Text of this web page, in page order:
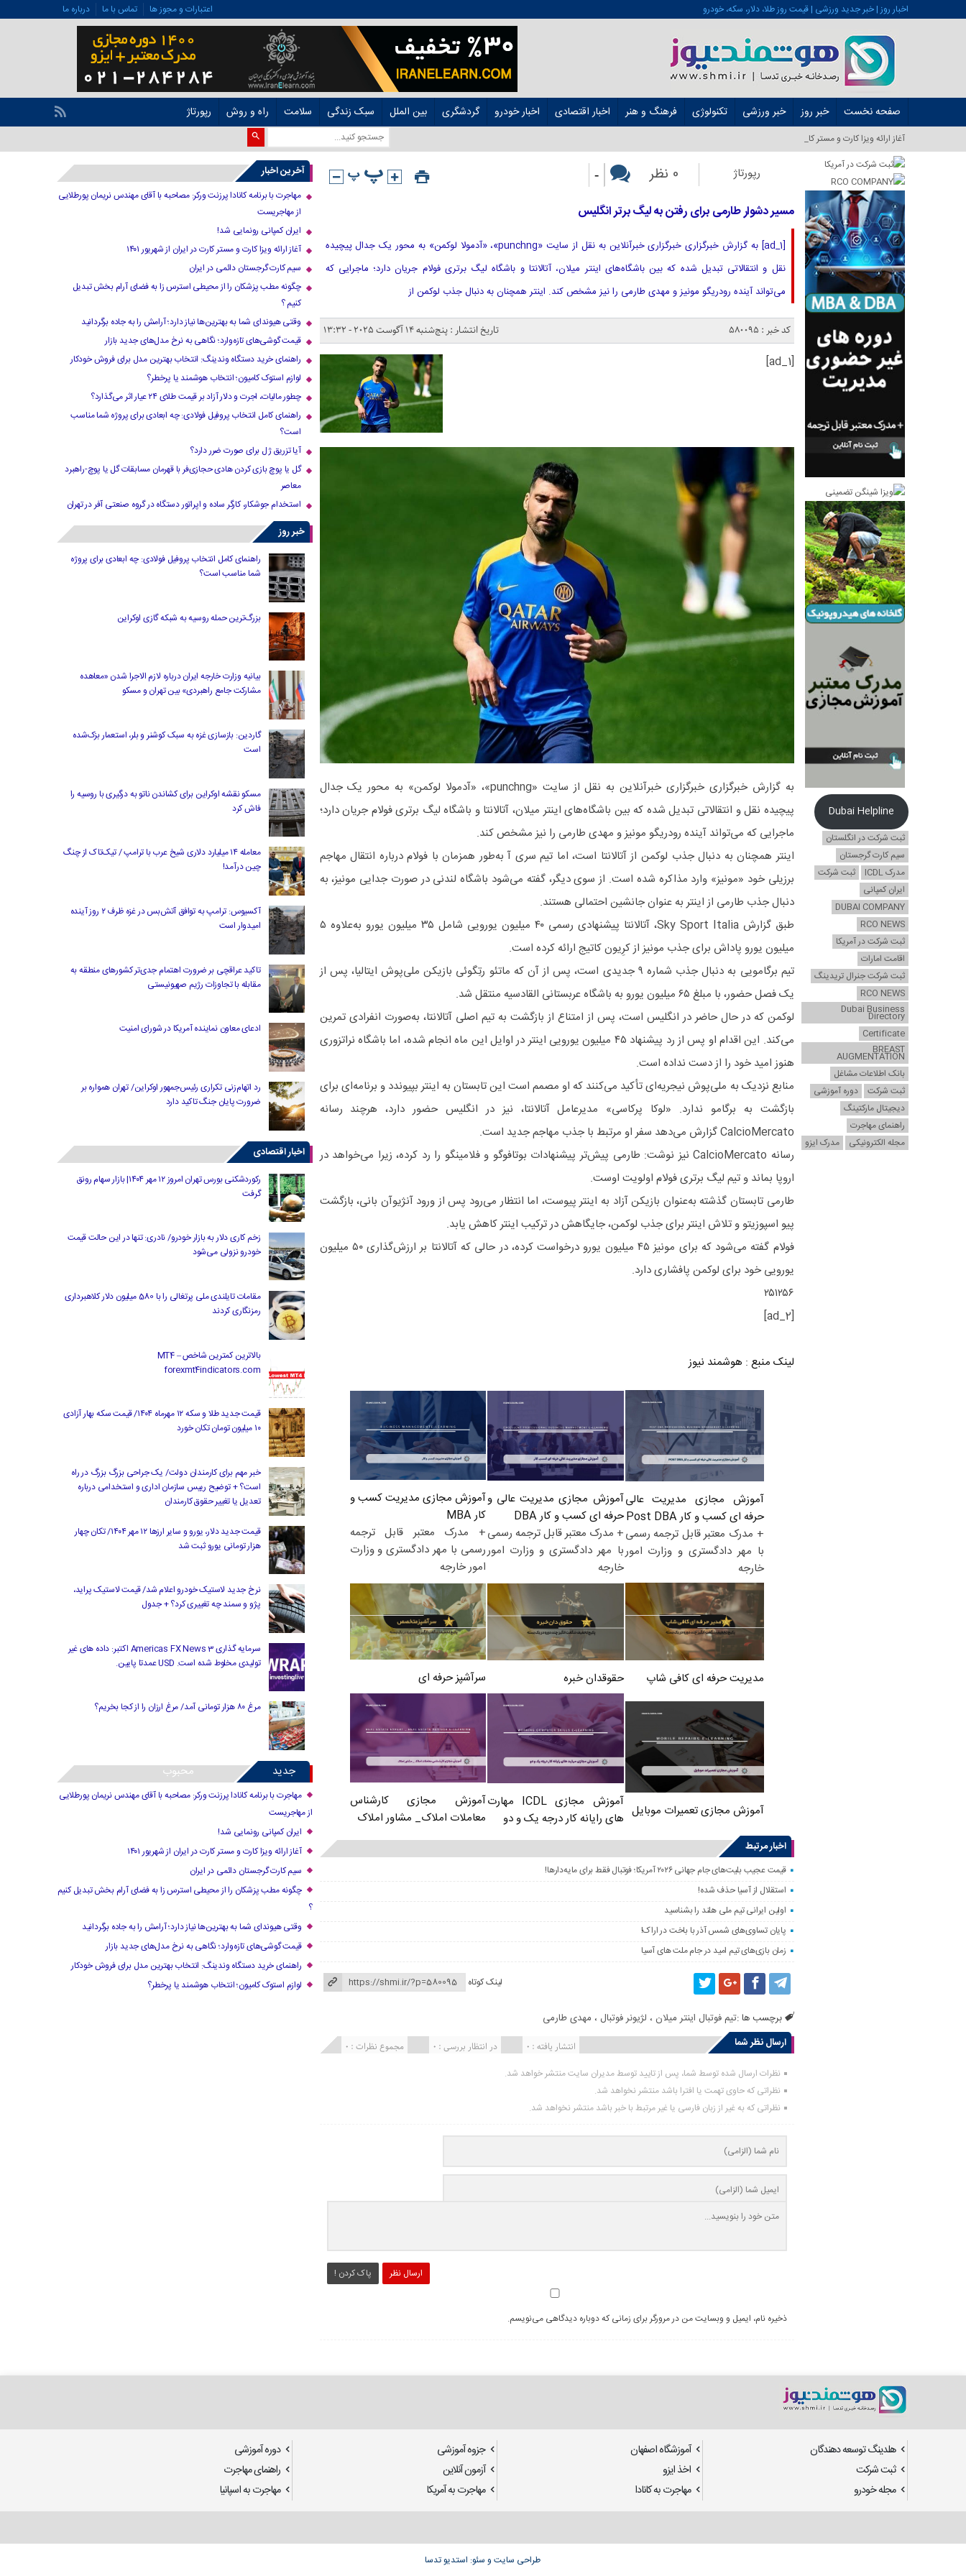
اخبار روز | خبر جدید ورزشی | قیمت روز طلا، دلار، سکه، خودرو اعتبارات و مجوز ها تماس با ما درباره ما
صفحه نخست خبر روز خبر ورزشی تکنولوژی فرهنگ و هنر اخبار اقتصادی اخبار خودرو گردشگری بین الملل سبک زندگی سلامت راه و روش رپورتاژ
آغاز ارائه ویزا کارت و مستر کارت در ایران از ش_
رپورتاژ 0 نظر -
مسیر دشوار طارمی برای رفتن به لیگ برتر انگلیس
[ad_1] به گزارش خبرگزاری خبرگزاری خبرآنلاین به نقل از سایت «punchng»، «آدمولا لوکمن» به محور یک جدال پیچیده
نقل و انتقالاتی تبدیل شده که بین باشگاه‌های اینتر میلان، آتالانتا و باشگاه لیگ برتری فولام جریان دارد؛ ماجرایی که
می‌تواند آینده رودریگو مونیز و مهدی طارمی را نیز مشخص کند. اینتر همچنان به دنبال جذب لوکمن از
کد خبر : 580095 تاریخ انتشار : پنج‌شنبه 14 آگوست 2025 - 13:32
[ad_1]
به گزارش خبرگزاری خبرگزاری خبرآنلاین به نقل از سایت «punchng»، «آدمولا لوکمن» به محور یک جدال
پیچیده نقل و انتقالاتی تبدیل شده که بین باشگاه‌های اینتر میلان، آتالانتا و باشگاه لیگ برتری فولام جریان دارد؛
ماجرایی که می‌تواند آینده رودریگو مونیز و مهدی طارمی را نیز مشخص کند.
اینتر همچنان به دنبال جذب لوکمن از آتالانتا است، اما تیم سری آ به‌طور همزمان با فولام درباره انتقال مهاجم
برزیلی خود «مونیز» وارد مذاکره شده است. از سوی دیگر، گفته می‌شود باشگاه لندنی در صورت جدایی مونیز، به
دنبال جذب طارمی از اینتر به عنوان جانشین احتمالی هستند.
طبق گزارش Sky Sport Italia، آتالانتا پیشنهادی رسمی ۴۰ میلیون یورویی شامل ۳۵ میلیون یورو به‌علاوه ۵
میلیون یورو پاداش برای جذب مونیز از کرِیون کاتیج ارائه کرده است.
تیم برگامویی به دنبال جذب شماره ۹ جدیدی است، پس از آن که ماتئو رتِگوئی بازیکن ملی‌پوش ایتالیا، پس از
یک فصل حضور، با مبلغ ۶۵ میلیون یورو به باشگاه عربستانی القادسیه منتقل شد.
لوکمن که در حال حاضر در انگلیس است، پس از امتناع از بازگشت به تیم اصلی آتالانتا، به‌صورت انفرادی تمرین
می‌کند. این اقدام او پس از رد پیشنهاد ۴۵ میلیون یورویی اینتر در اوایل این ماه انجام شده، اما باشگاه نراتزوری
هنوز امید خود را از دست نداده است.
منابع نزدیک به ملی‌پوش نیجریه‌ای تأکید می‌کنند که او مصمم است این تابستان به اینتر بپیوندد و برنامه‌ای برای
بازگشت به برگامو ندارد. «لوکا پرکاسی» مدیرعامل آتالانتا، نیز در انگلیس حضور دارد، هرچند رسانه
CalcioMercato گزارش می‌دهد سفر او مرتبط با جذب مهاجم جدید است.
رسانه CalcioMercato نیز نوشت: طارمی پیش‌تر پیشنهادات بوتافوگو و فلامینگو را رد کرده، زیرا می‌خواهد در
اروپا بماند و تیم لیگ برتری فولام اولویت اوست.
طارمی تابستان گذشته به‌عنوان بازیکن آزاد به اینتر پیوست، اما انتظار می‌رود پس از ورود آنژیوآن بانی، بازگشت
پیو اسپوزیتو و تلاش اینتر برای جذب لوکمن، جایگاهش در ترکیب اینتر کاهش یابد.
فولام گفته می‌شود که برای مونیز ۴۵ میلیون یورو درخواست کرده، در حالی که آتالانتا بر ارزش‌گذاری ۵۰ میلیون
یورویی خود برای لوکمن پافشاری دارد.
۲۵۱۲۵۶
[ad_2]
لینک منبع : هوشمند نیوز
آموزش مجازی مدیریت عالی
حرفه ای کسب و کار Post DBA
+ مدرک معتبر قابل ترجمه رسمی
با مهر دادگستری و وزارت امور
خارجه
آموزش مجازی مدیریت عالی و
حرفه ای کسب و کار DBA
+ مدرک معتبر قابل ترجمه رسمی
با مهر دادگستری و وزارت امور
خارجه
آموزش مجازی مدیریت کسب و
کار MBA
+ مدرک معتبر قابل ترجمه
رسمی با مهر دادگستری و وزارت
امور خارجه
مدیریت حرفه ای کافی شاپ حقوقدان خبره سرآشپز حرفه ای
آموزش مجازی تعمیرات موبایل
آموزش مجازی ICDL مهارت
های رایانه کار درجه یک و دو
آموزش مجازی کارشناس
معاملات املاک_ مشاور املاک
اخبار مرتبط
قیمت عجیب بلیت‌های جام جهانی ۲۰۲۶ آمریکا؛ فوتبال فقط برای مایه‌دارها!
استقلال از آسیا حذف شده!
اولین ایرانی تیم ملی هلند را بشناسید
پایان تساوی‌های شمس آذر با باخت در اراک!
زمان بازی‌های تیم امید در جام ملت های آسیا
لینک کوتاه
برچسب ها :تیم فوتبال اینتر میلان ، لژیونر فوتبال ، مهدی طارمی
ارسال نظر شما
مجموع نظرات : 0 در انتظار بررسی : 0 انتشار یافته : 0
نظرات ارسال شده توسط شما، پس از تایید توسط مدیران سایت منتشر خواهد شد.
نظراتی که حاوی تهمت یا افترا باشد منتشر نخواهد شد.
نظراتی که به غیر از زبان فارسی یا غیر مرتبط با خبر باشد منتشر نخواهد شد.
ارسال نظر پاک کردن !
ذخیره نام، ایمیل و وبسایت من در مرورگر برای زمانی که دوباره دیدگاهی می‌نویسم.
Dubai Helpline
ثبت شرکت در انگلستان
سیم کارت گرجستان
مدرک ICDL
ثبت شرکت
ایران کمپانی
DUBAI COMPANY
RCO NEWS
ثبت شرکت در آمریکا
اقامت امارات
ثبت شرکت جنرال تریدینگ
RCO NEWS
Dubai Business
Directory
Certificate
BREAST
AUGMENTATION
بانک اطلاعات مشاغل
ثبت شرکت
دوره آموزشی
دیجیتال مارکتینگ
راهنمای مهاجرت
مجله الکترونیکی
مدرک ایزو
آخرین اخبار
مهاجرت با برنامه کانادا پرزنت ورکر: مصاحبه با آقای مهندس نریمان پورطلایی
از مهاجریست
ایران کمپانی رونمایی شد!
آغاز ارائه ویزا کارت و مستر کارت در ایران از شهریور ۱۴۰۱
سیم کارت گرجستان دائمی در ایران
چگونه مطب پزشکان را از محیطی استرس زا به فضای آرام بخش تبدیل
کنیم ؟
وقتی هیوندای شما به بهترین‌ها نیاز دارد؛ آرامش را به جاده برگردانید
قیمت گوشی‌های تازه‌وارد؛ نگاهی به نرخ مدل‌های جدید بازار
راهنمای خرید دستگاه وندینگ: انتخاب بهترین مدل برای فروش خودکار
لوازم استوک کامیون؛ انتخاب هوشمند یا پرخطر؟
چطور مالیات، اجرت و دلار آزاد بر قیمت طلای ۲۴ عیار اثر می‌گذارد؟
راهنمای کامل انتخاب پروفیل فولادی: چه ابعادی برای پروژه شما مناسب
است؟
آیا تزریق ژل برای صورت ضرر دارد​؟
گل یا پوچ بازی کردن هادی حجازی‌فر با قهرمان مسابقات گل یا پوچ-راهبرد
معاصر
استخدام جوشکار، کارگر ساده و اپراتور دستگاه در گروه صنعتی آفر در تهران
خبر روز
راهنمای کامل انتخاب پروفیل فولادی: چه ابعادی برای پروژه
شما مناسب است؟
بزرگ‌ترین حمله روسیه به شبکه گازی اوکراین
بیانیه وزارت خارجه ایران درباره لازم‌ الاجرا شدن «معاهده
مشارکت جامع راهبردی» بین تهران و مسکو
گاردین: بازسازی غزه به سبک کوشنر و بلر، استعمار بزک‌شده
است
مسکو نقشه اوکراین برای کشاندن ناتو به درگیری با روسیه را
فاش کرد
معامله ۱۴ میلیارد دلاری شیخ عرب با ترامپ / تیک‌تاک از چنگ
چین درآمد!
آکسیوس: ترامپ به توافق آتش‌بس در غزه ظرف ۲ روز آینده
امیدوار است
تاکید عراقچی بر ضرورت اهتمام جدی‌تر کشورهای منطقه به
مقابله با تجاوزات رژیم صهیونیستی
ادعای معاون نماینده آمریکا در شورای امنیت
رد اتهام‌زنی تکراری رئیس‌جمهور اوکراین/ تهران همواره بر
ضرورت پایان جنگ تاکید دارد
اخبار اقتصادی
رکوردشکنی بورس تهران امروز ۱۲ مهر ۱۴۰۴| بازار سهام رونق
گرفت
زخم کاری دلار به بازار خودرو/ نادری: تنها در این حالت قیمت
خودرو نزولی می‌شود
مقامات تایلندی ملی پرتغالی را با 580 میلیون دلار کلاهبرداری
رمزنگاری کردند
بالاترین کمترین شاخص MT4 –
forexmt4indicators.com
قیمت جدید طلا و سکه ۱۲ مهرماه ۱۴۰۴/ قیمت سکه بهار آزادی
۱۰ میلیون تومان تکان خورد
خبر مهم برای کارمندان دولت/ یک جراحی بزرگ بزرگ در راه
است؟ + توضیح رییس سازمان اداری و استخدامی درباره
تعدیل یا تغییر حقوق کارمندان
قیمت جدید دلار، یورو و سایر ارزها ۱۲ مهر ۱۴۰۴/ تکان چهار
هزار تومانی یورو ثبت شد
نرخ جدید لاستیک خودرو اعلام شد/ قیمت لاستیک پراید،
پژو و سمند چه تغییری کرد؟ + جدول
سرمایه گذاری Americas FX News 3 اکتبر: داده های غیر
تولیدی مخلوط شده است. USD عمدتا پایین.
مرغ ۸۰ هزار تومانی آمد/ مرغ ارزان را از کجا بخریم؟
جدید محبوب
مهاجرت با برنامه کانادا پرزنت ورکر: مصاحبه با آقای مهندس نریمان پورطلایی
از مهاجریست
ایران کمپانی رونمایی شد!
آغاز ارائه ویزا کارت و مستر کارت در ایران از شهریور ۱۴۰۱
سیم کارت گرجستان دائمی در ایران
چگونه مطب پزشکان را از محیطی استرس زا به فضای آرام بخش تبدیل کنیم
؟
وقتی هیوندای شما به بهترین‌ها نیاز دارد؛ آرامش را به جاده برگردانید
قیمت گوشی‌های تازه‌وارد؛ نگاهی به نرخ مدل‌های جدید بازار
راهنمای خرید دستگاه وندینگ: انتخاب بهترین مدل برای فروش خودکار
لوازم استوک کامیون؛ انتخاب هوشمند یا پرخطر؟
هلدینگ توسعه دهندگان آموزشگاه اصفهان جزوه آموزشی
دوره آموزشی
ثبت شرکت
اخذ ایزو آزمون آنلاین
راهنمای مهاجرت
مجله خودرو
مهاجرت به کانادا مهاجرت به آمریکا مهاجرت به اسپانیا
طراحی سایت و سئو: استدیو تدسا